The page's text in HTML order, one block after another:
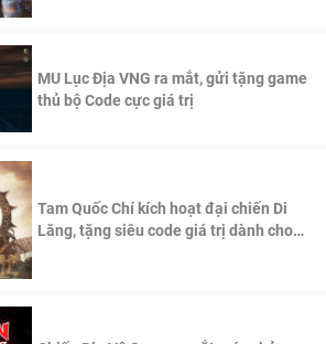
MU Lục Địa VNG ra mắt, gửi tặng game
thủ bộ Code cực giá trị
Tam Quốc Chí kích hoạt đại chiến Di
Lăng, tặng siêu code giá trị dành cho